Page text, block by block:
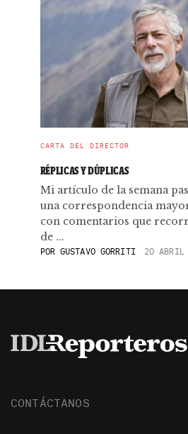
CARTA DEL DIRECTOR
RÉPLICAS Y DÚPLICAS
Mi artículo de la semana
una correspondencia
con comentarios que
de ...
POR GUSTAVO GORRITI 20 ABRIL
CONTÁCTANOS